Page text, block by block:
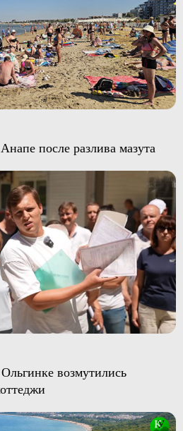
после разлива мазута
возмутились